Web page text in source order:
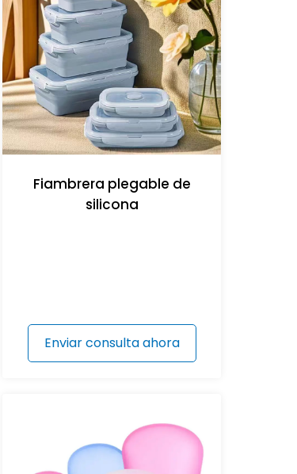
Fiambrera plegable de
silicona
Enviar consulta ahora